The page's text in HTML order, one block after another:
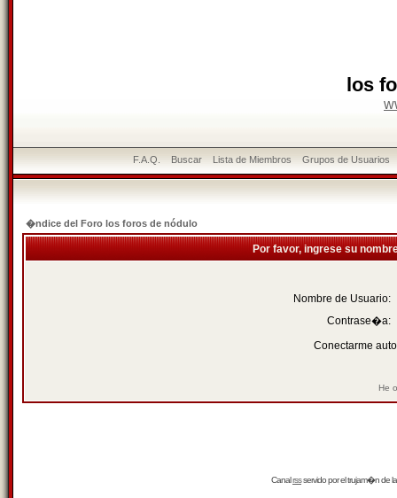
los
F.A.Q. Buscar Lista de Miembros Grupos de Usuarios
�ndice del Foro los foros de nódulo
Por favor, ingrese su
Nombre de Usuario:
Contrase�a:
Conectarme
He
Canalrssservido por eltrujam�nde